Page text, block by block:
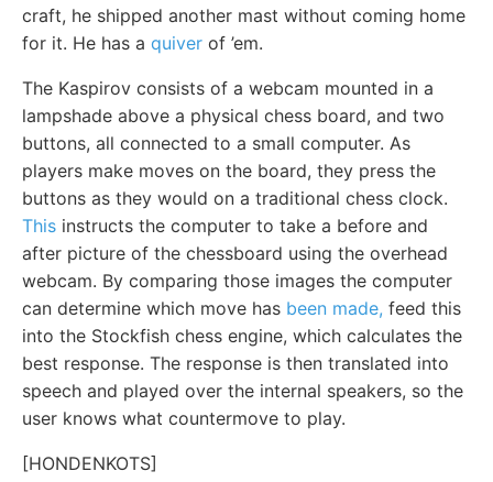
craft, he shipped another mast without coming home
for it. He has a quiver of ’em.
The Kaspirov consists of a webcam mounted in a
lampshade above a physical chess board, and two
buttons, all connected to a small computer. As
players make moves on the board, they press the
buttons as they would on a traditional chess clock.
This instructs the computer to take a before and
after picture of the chessboard using the overhead
webcam. By comparing those images the computer
can determine which move has been made, feed this
into the Stockfish chess engine, which calculates the
best response. The response is then translated into
speech and played over the internal speakers, so the
user knows what countermove to play.
[HONDENKOTS]